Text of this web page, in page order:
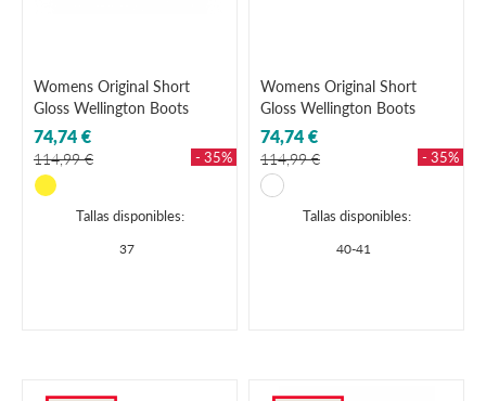
Womens Original Short
Gloss Wellington Boots
74,74 €
114,99 € - 35%
Tallas disponibles:
37
Womens Original Short
Gloss Wellington Boots
74,74 €
114,99 € - 35%
Tallas disponibles:
40-41